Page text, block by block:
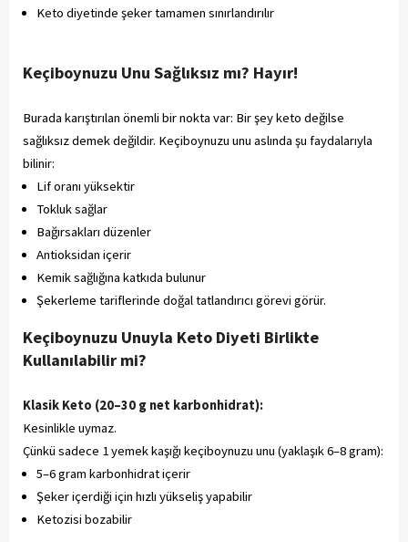
Keto diyetinde şeker tamamen sınırlandırılır
Keçiboynuzu Unu Sağlıksız mı? Hayır!
Burada karıştırılan önemli bir nokta var: Bir şey keto değilse
sağlıksız demek değildir. Keçiboynuzu unu aslında şu faydalarıyla
bilinir:
Lif oranı yüksektir
Tokluk sağlar
Bağırsakları düzenler
Antioksidan içerir
Kemik sağlığına katkıda bulunur
Şekerleme tariflerinde doğal tatlandırıcı görevi görür.
Keçiboynuzu Unuyla Keto Diyeti Birlikte
Kullanılabilir mi?
Klasik Keto (20–30 g net karbonhidrat):
Kesinlikle uymaz.
Çünkü sadece 1 yemek kaşığı keçiboynuzu unu (yaklaşık 6–8 gram):
5–6 gram karbonhidrat içerir
Şeker içerdiği için hızlı yükseliş yapabilir
Ketozisi bozabilir